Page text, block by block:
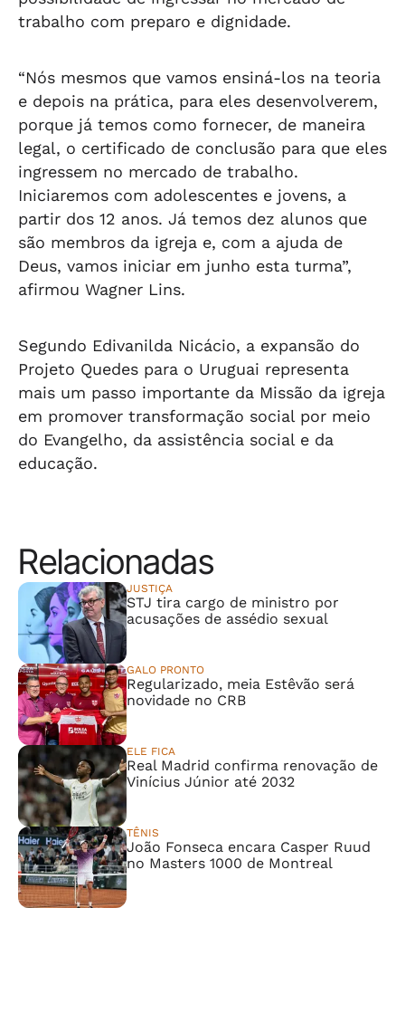
trabalho com preparo e dignidade.
“Nós mesmos que vamos ensiná-los na teoria
e depois na prática, para eles desenvolverem,
porque já temos como fornecer, de maneira
legal, o certificado de conclusão para que eles
ingressem no mercado de trabalho.
Iniciaremos com adolescentes e jovens, a
partir dos 12 anos. Já temos dez alunos que
são membros da igreja e, com a ajuda de
Deus, vamos iniciar em junho esta turma”,
afirmou Wagner Lins.
Segundo Edivanilda Nicácio, a expansão do
Projeto Quedes para o Uruguai representa
mais um passo importante da Missão da igreja
em promover transformação social por meio
do Evangelho, da assistência social e da
educação.
Relacionadas
JUSTIÇA
STJ tira cargo de ministro por
acusações de assédio sexual
GALO PRONTO
Regularizado, meia Estêvão será
novidade no CRB
ELE FICA
Real Madrid confirma renovação de
Vinícius Júnior até 2032
TÊNIS
João Fonseca encara Casper Ruud
no Masters 1000 de Montreal